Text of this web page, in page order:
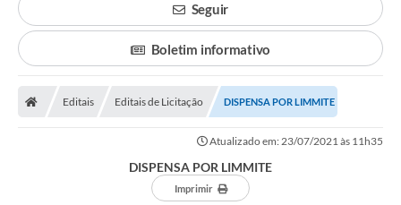
Seguir
Boletim informativo
Editais Editais de Licitação DISPENSA POR LIMMITE
Atualizado em: 23/07/2021 às 11h35
DISPENSA POR LIMMITE
Imprimir